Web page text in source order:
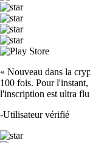
« Nouveau dans la
100 fois. Pour
l'inscription est ultra
-Utilisateur vérifié